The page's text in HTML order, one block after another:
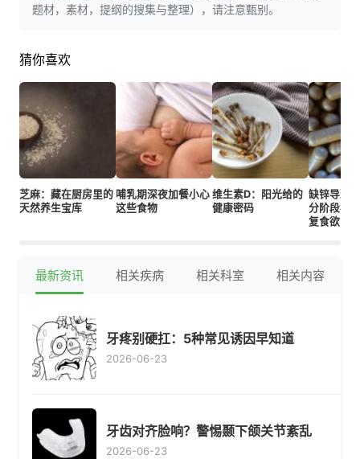
题材，素材，提纲的搜集与整理），请注意甄别。
猜你喜欢
芝麻：藏在厨房里的
天然养生宝库
哺乳期深夜加餐小心
这些食物
维生素D：阳光给的
健康密码
缺锌导致
分阶段补
复食欲！
最新资讯 相关疾病 相关科室 相关内容
牙疼别硬扛：5种常见诱因早知道
2026-06-23
牙齿对齐脸响？警惕颞下颌关节紊乱
2026-06-23